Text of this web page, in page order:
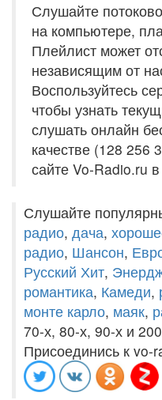
Слушайте
на компьютере,
Плейлист может
независящим от
Воспользуйтесь
чтобы узнать
слушать онлайн
качестве (128 256
сайте Vo-Radio.ru
Слушайте
радио, дача,
радио, Шансон,
Русский Хит,
романтика, Камеди,
монте карло, маяк,
70-х, 80-х, 90-х и
Присоединись к vo-